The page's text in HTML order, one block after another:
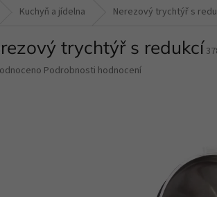
Kuchyň a jídelna Nerezový trychtýř s
trychtýř s redukcí
Podrobnosti hodnocení